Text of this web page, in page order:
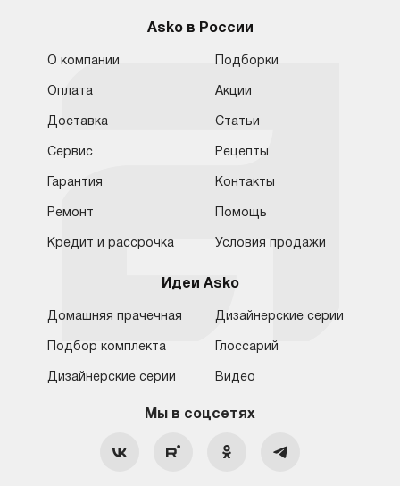
Москва
Москва
Краснодар
8 (800) 555-17-98 8 (495) 646-09-31
hello@asko-shop.ru
Asko в России
О компании
Оплата
Доставка
Сервис
Гарантия
Ремонт
Кредит и рассрочка
Подборки
Акции
Статьи
Рецепты
Контакты
Помощь
Условия продажи
Идеи Asko
Домашняя прачечная
Подбор комплекта
Дизайнерские серии
Дизайнерские серии
Глоссарий
Видео
Мы в соцсетях